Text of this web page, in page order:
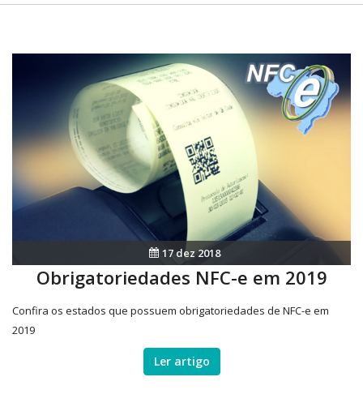
17 dez 2018
Obrigatoriedades NFC-e em 2019
Confira os estados que possuem obrigatoriedades de NFC-e em
2019
Ler artigo